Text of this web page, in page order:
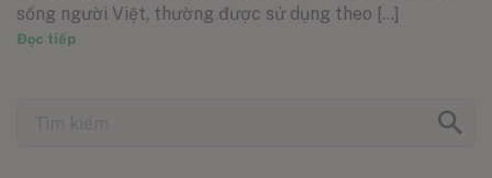
sống người Việt, thường được sử dụng theo [...]
Đọc tiếp